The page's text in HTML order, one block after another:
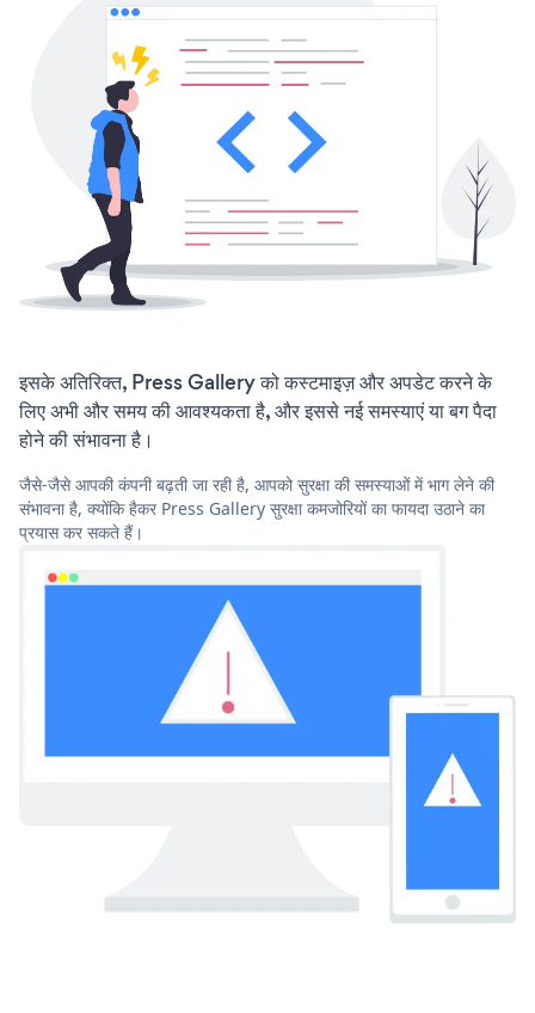
इसके अतिरिक्त, Press Gallery को कस्टमाइज़ और अपडेट करने के
लिए अभी और समय की आवश्यकता है, और इससे नई समस्याएं या बग पैदा
होने की संभावना है।
जैसे-जैसे आपकी कंपनी बढ़ती जा रही है, आपको सुरक्षा की समस्याओं में भाग लेने की
संभावना है, क्योंकि हैकर Press Gallery सुरक्षा कमजोरियों का फायदा उठाने का
प्रयास कर सकते हैं।